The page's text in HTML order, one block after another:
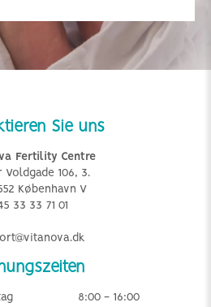
Sie uns
Fertility Centre
Voldgade 106, 3.
København V
33 33 71 01
8:00 - 16:00